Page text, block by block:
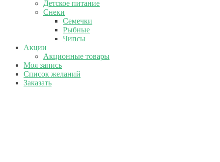
Детское питание
Снеки
Семечки
Рыбные
Чипсы
Акции
Акционные товары
Моя запись
Список желаний
Заказать